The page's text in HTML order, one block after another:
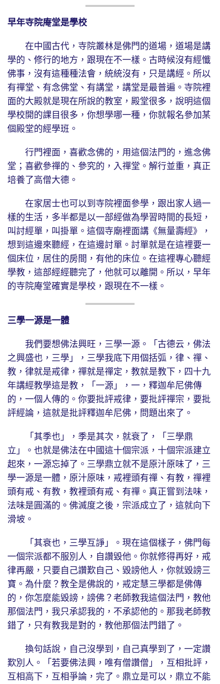
早年寺院庵堂是學校
在中國古代，寺院叢林是佛門的道場，道場是講
學的、修行的地方，跟現在不一樣。古時候沒有經懺
佛事，沒有這種種法會，統統沒有，只是講經。所以
有禪堂、有念佛堂、有講堂，講堂是最普遍。寺院裡
面的大殿就是現在所說的教室，殿堂很多，說明這個
學校開的課目很多，你想學哪一種，你就報名參加某
個殿堂的經學班。
行門裡面，喜歡念佛的，用這個法門的，進念佛
堂；喜歡參禪的、參究的，入禪堂。解行並重，真正
培養了高僧大德。
在家居士也可以到寺院裡面參學，跟出家人過一
樣的生活，多半都是以一部經做為學習時間的長短，
叫討經單，叫掛單。這個寺廟裡面講《無量壽經》，
想到這邊來聽經，在這邊討單。討單就是在這裡要一
個床位，居住的房間，有他的床位。在這裡專心聽經
學教，這部經經聽完了，他就可以離開。所以，早年
的寺院庵堂確實是學校，跟現在不一樣。
三學一源是一體
我們要想佛法興旺，三學一源。「古德云，佛法
之興盛也，三學」，三學我底下用個括弧，律、禪、
教，律就是戒律，禪就是禪定，教就是教下，四十九
年講經教學這是教，「一源」，一，釋迦牟尼佛傳
的，一個人傳的。你要批評戒律，要批評禪宗，要批
評經論，這就是批評釋迦牟尼佛，問題出來了。
「其季也」，季是其次，就衰了，「三學鼎
立」。也就是佛法在中國這十個宗派，十個宗派建立
起來，一源忘掉了。三學鼎立就不是原汁原味了，三
學一源是一體，原汁原味，戒裡頭有禪、有教，禪裡
頭有戒、有教，教裡頭有戒、有禪。真正嘗到法味，
法味是圓滿的。佛滅度之後，宗派成立了，這就向下
滑坡。
「其衰也，三學互諍」。現在這個樣子，佛門每
一個宗派都不服別人，自讚毀他。你就修得再好，戒
律再嚴，只要自己讚歎自己、毀謗他人，你就毀謗三
寶。為什麼？教全是佛說的，戒定慧三學都是佛傳
的，你怎麼能毀謗，謗佛？老師教我這個法門，教他
那個法門，我只承認我的，不承認他的。那我老師教
錯了，只有教我是對的，教他那個法門錯了。
換句話說，自己沒學到，自己真學到了，一定讚
歎別人。「若要佛法興，唯有僧讚僧」，互相批評，
互相高下，互相爭論，完了。鼎立是可以，鼎立不能